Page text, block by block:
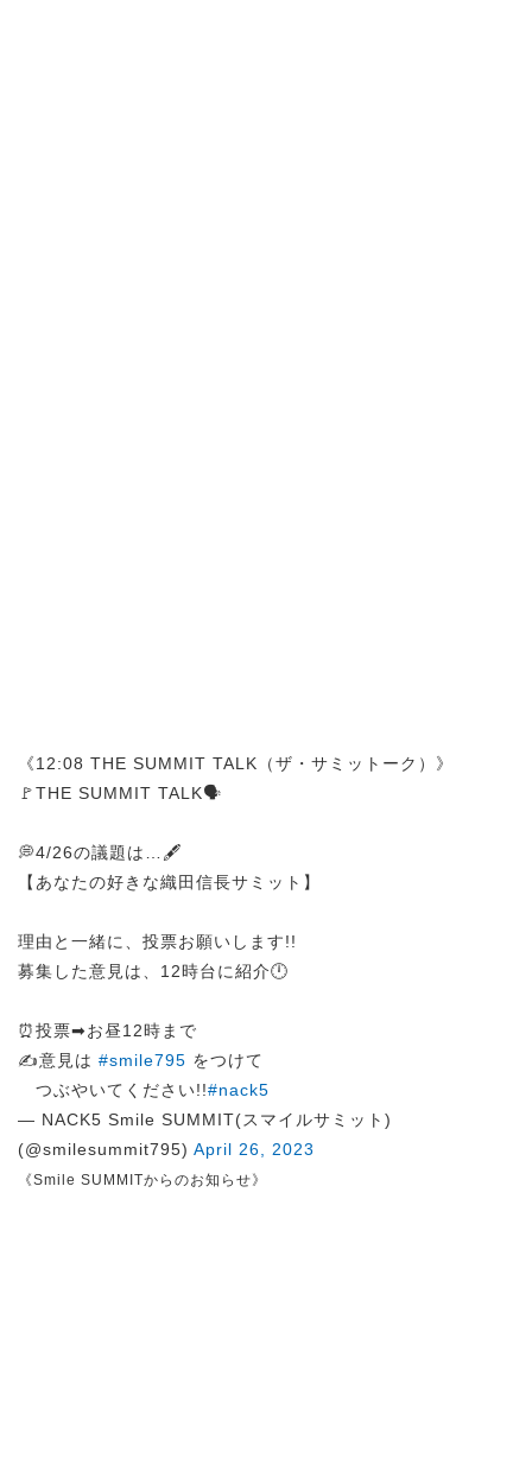
《12:08 THE SUMMIT TALK（ザ・サミットーク）》
🚩THE SUMMIT TALK🗣️
💭4/26の議題は…🖋️
【あなたの好きな織田信長サミット】
理由と一緒に、投票お願いします!!
募集した意見は、12時台に紹介🕛
⏰投票➡︎お昼12時まで
✍️意見は #smile795 をつけて
つぶやいてください!!#nack5
— NACK5 Smile SUMMIT(スマイルサミット)
(@smilesummit795) April 26, 2023
《Smile SUMMITからのお知らせ》